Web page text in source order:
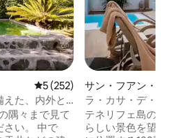
レビュー252件、5つ星中5つ
5 (252)
た、内外と
ス隅々まで見て
中で
サン・フアン・デ
の町家・長屋
ラ・カサ・デ・レ
テネリフェ島の北
らしい景色を望む